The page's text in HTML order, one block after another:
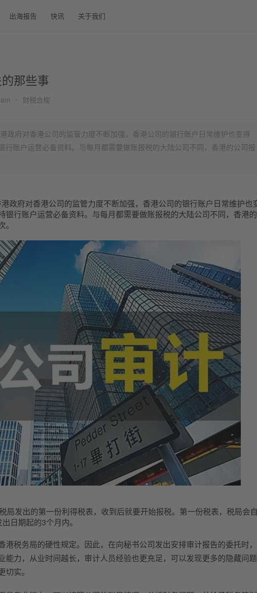
出海报告 快讯 关于我们
那些事
财税合规
政府对香港公司的监管力度不断加强，香港公司的银行账户日常维护也变得
行账户运营必备资料。与每月都需要做账报税的大陆公司不同，香港的公司报
政府对香港公司的监管力度不断加强，香港公司的银行账户日常维护也
银行账户运营必备资料。与每月都需要做账报税的大陆公司不同，香港
局发出的第一份利得税表，收到后就要开始报税。第一份税表，税局会
日期起的3个月内。
港税务局的硬性规定。因此，在向秘书公司发出安排审计报告的委托时
能力，从业时间越长，审计人员经验也更充足，可以发现更多的隐藏问
实。